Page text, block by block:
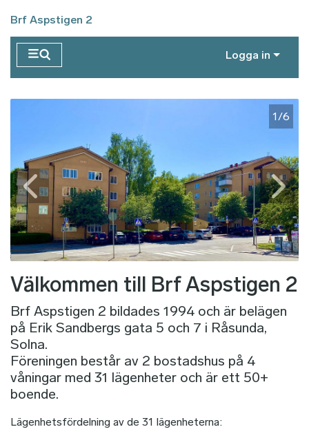
Brf Aspstigen 2
Logga in
Välkommen till Brf Aspstigen 2
1/6
2/6
Brf Aspstigen 2 bildades 1994 och är belägen
på Erik Sandbergs gata 5 och 7 i Råsunda,
Solna.
Föreningen består av 2 bostadshus på 4
våningar med 31 lägenheter och är ett 50+
boende.
Lägenhetsfördelning av de 31 lägenheterna: